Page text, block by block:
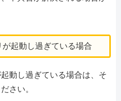
起動し過ぎている場合
動し過ぎている場合は、そ
さい。